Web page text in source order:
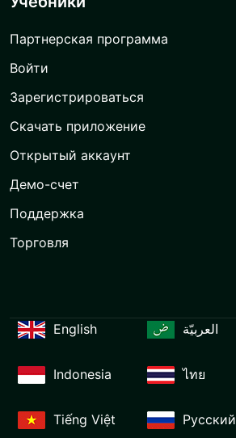
Партнерская программа
Войти
Зарегистрироваться
Скачать приложение
Открытый аккаунт
Демо-счет
Поддержка
Торговля
English العربيّة
Indonesia ไทย
Tiếng Việt Русский